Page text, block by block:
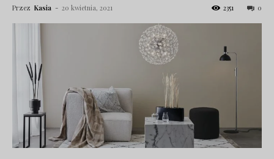
Przez Kasia - 20 kwietnia, 2021 0
2351